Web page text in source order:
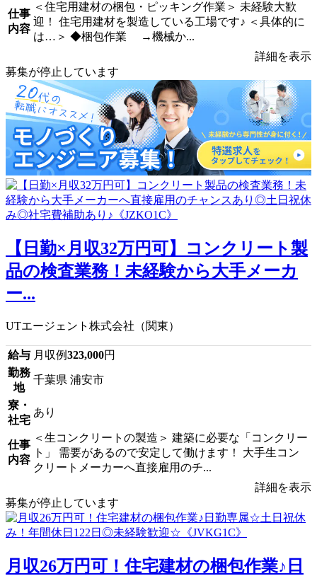
仕事
内容
＜住宅用建材の梱包・ピッキング作業＞ 未経験大歓
迎！ 住宅用建材を製造している工場です♪ ＜具体的に
は…＞ ◆梱包作業 →機械か...
詳細を表示
募集が停止しています
【日勤×月収32万円可】コンクリート製
品の検査業務！未経験から大手メーカ
ー...
UTエージェント株式会社（関東）
給与 月収例323,000円
勤務
地
千葉県 浦安市
寮・
社宅
あり
仕事
内容
＜生コンクリートの製造＞ 建築に必要な「コンクリー
ト」 需要があるので安定して働けます！ 大手生コン
クリートメーカーへ直接雇用のチ...
詳細を表示
募集が停止しています
月収26万円可！住宅建材の梱包作業♪日